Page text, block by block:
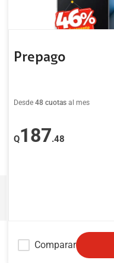
Prepago
Desde 48 cuotas al mes
Q187.48
Comparar